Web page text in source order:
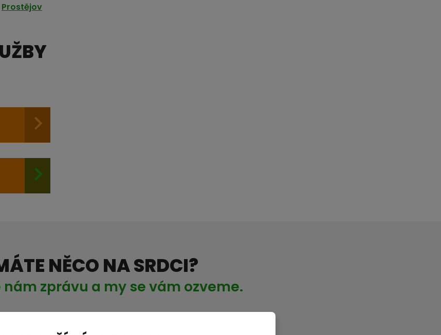
Prostějov
NĚCO NA SRDCI?
nám zprávu a my se vám ozveme.